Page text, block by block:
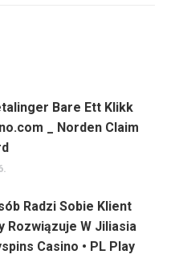
Bare Ett Klikk
_ Norden Claim
Radzi Sobie Klient
Rozwiązuje W Jiliasia
Casino • PL Play